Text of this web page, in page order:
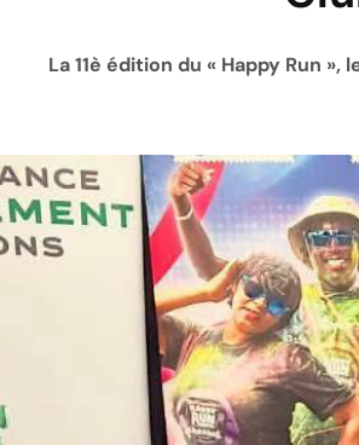
La 11è édition du « Happy Run